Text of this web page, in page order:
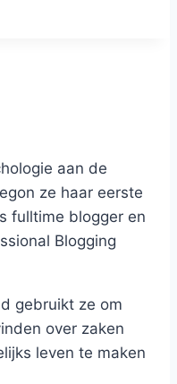
aan de
ze haar eerste
fulltime blogger en
Blogging
gebruikt ze om
over zaken
leven te maken